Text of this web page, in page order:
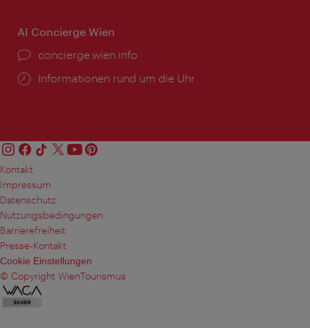
AI Concierge Wien
Ort:
concierge.wien.info
Öffnungszeiten:
Informationen rund um die Uhr
Kontakt
Impressum
Datenschutz
Nutzungsbedingungen
Barrierefreiheit
Presse-Kontakt
Cookie Einstellungen
© Copyright WienTourismus